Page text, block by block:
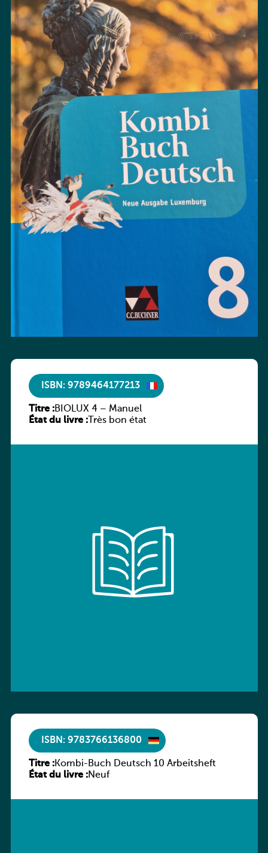
ISBN: 9789464177213
Titre :BIOLUX 4 – Manuel
État du livre :Très bon état
ISBN: 9783766136800
Titre :Kombi-Buch Deutsch 10 Arbeitsheft
État du livre :Neuf